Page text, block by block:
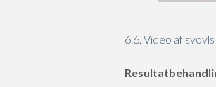
6.6. Video af